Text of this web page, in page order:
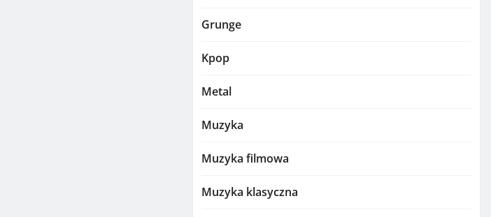
Grunge
Kpop
Metal
Muzyka
Muzyka filmowa
Muzyka klasyczna